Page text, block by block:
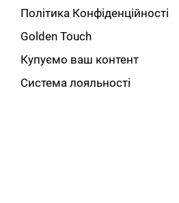
Політика Конфіденційності
Golden Touch
Купуємо ваш контент
Система лояльності